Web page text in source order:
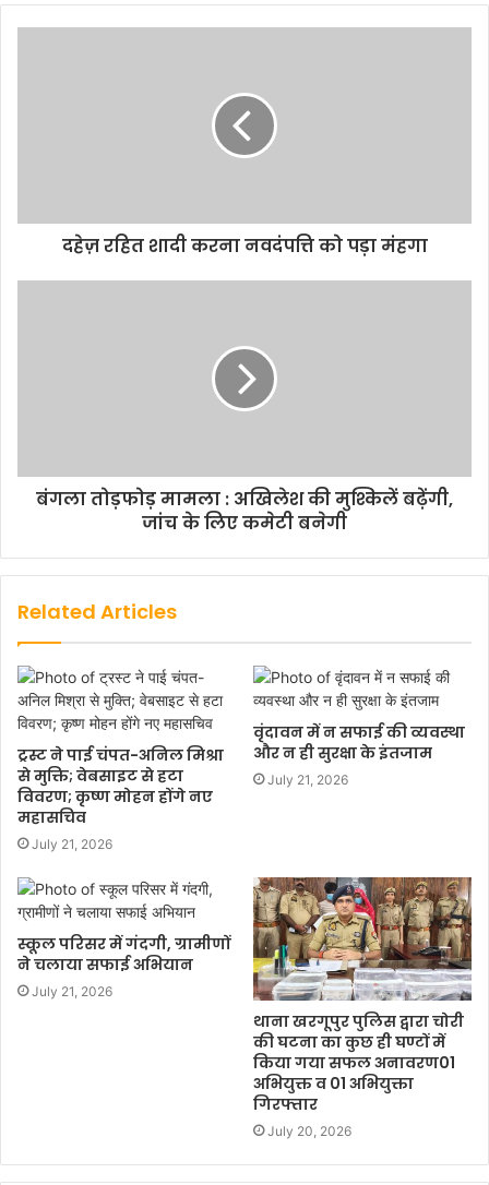
दहेज़ रहित शादी करना नवदंपत्ति को पड़ा मंहगा
बंगला तोड़फोड़ मामला : अखिलेश की मुश्किलें बढ़ेंगी,
जांच के लिए कमेटी बनेगी
Related Articles
ट्रस्ट ने पाई चंपत-अनिल मिश्रा
से मुक्ति; वेबसाइट से हटा
विवरण; कृष्ण मोहन होंगे नए
महासचिव
July 21, 2026
वृंदावन में न सफाई की व्यवस्था
और न ही सुरक्षा के इंतजाम
July 21, 2026
स्कूल परिसर में गंदगी, ग्रामीणों
ने चलाया सफाई अभियान
July 21, 2026
थाना खरगूपुर पुलिस द्वारा चोरी
की घटना का कुछ ही घण्टों में
किया गया सफल अनावरण01
अभियुक्त व 01 अभियुक्ता
गिरफ्तार
July 20, 2026